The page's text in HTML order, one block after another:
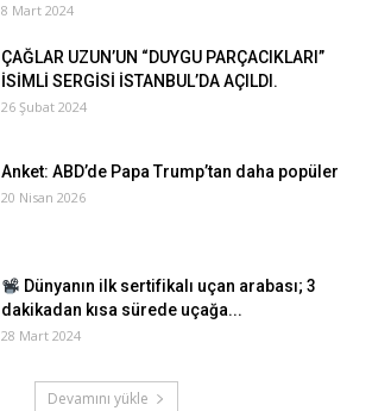
8 Mart 2024
ÇAĞLAR UZUN’UN “DUYGU PARÇACIKLARI”
İSİMLİ SERGİSİ İSTANBUL’DA AÇILDI.
26 Şubat 2024
Anket: ABD’de Papa Trump’tan daha popüler
20 Nisan 2026
Dünyanın ilk sertifikalı uçan arabası; 3
dakikadan kısa sürede uçağa...
28 Mart 2024
Devamını yükle